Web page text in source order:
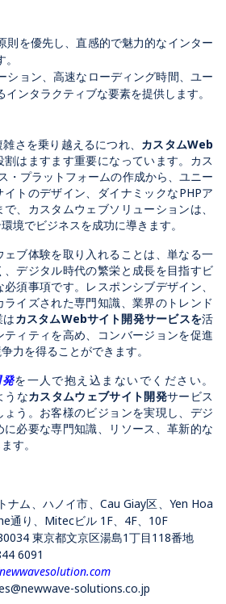
則を優先し、直感的で魅力的なインター
ション、高速なローディング時間、ユー
ンタラクティブな要素を提供します。
さを乗り越えるにつれ、 カスタムWeb
割はますます重要になっています。カス
・プラットフォームの作成から、ユニー
トのデザイン、ダイナミックなPHPア
、カスタムウェブソリューションは、
境でビジネスを成功に導きます。
ブ体験を取り入れることは、単なる一
デジタル時代の繁栄と成長を目指すビ
須事項です。レスポンシブデザイン、
イズされた専門知識、業界のトレンド
カスタムWebサイト開発サービスを活
ィティを高め、コンバージョンを促進
力を得ることができます。
を一人で抱え込まないでください。
うなカスタムウェブサイト開発サービス
う。お客様のビジョンを実現し、デジ
必要な専門知識、リソース、革新的な
す。
ナム、ハノイ市、Cau Giay区、Yen Hoa
通り、Mitecビル 1F、4F、10F
東京都文京区湯島1丁目118番地
6091
solutions.co.jp